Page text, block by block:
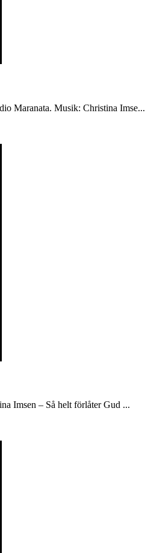
Maranata. Musik: Christina Imse...
Imsen – Så helt förlåter Gud ...